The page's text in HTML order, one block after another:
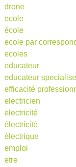
drone
ecole
école
ecole par
ecoles
educateur
educateur specialise
efficacité
electricien
electricité
électricité
électrique
emploi
etre